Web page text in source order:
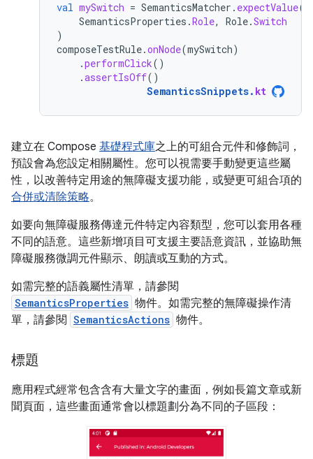
val mySwitch = SemanticsMatcher . expectValue(
SemanticsProperties .Role, Role.Switch
)
composeTestRule.onNode(mySwitch)
.performClick()
.assertIsOff()
SemanticsSnippets. kt
建立在 Compose 基礎程式庫之上的可組合元件和修飾詞，
預設會為您設定相關屬性。您可以視需要手動變更這些屬
性，以改善特定用途的無障礙支援功能，或變更可組合項的
合併或清除策略。
如要向無障礙服務傳達元件特定內容類型，您可以套用各種
不同的語意。這些新增項目可支援主要語意資訊，並協助無
障礙服務微調元件顯示、朗讀或互動的方式。
如需完整的語義屬性清單，請參閱
SemanticsProperties 物件。如需完整的無障礙操作清
單，請參閱 SemanticsActions 物件。
標題
應用程式經常包含含有大量文字的畫面，例如長篇文章或新
聞頁面，這些畫面通常會以標題劃分為不同的子區段：